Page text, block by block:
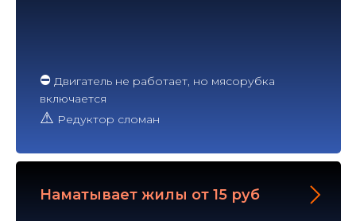
⛔ Двигатель не работает, но мясорубка
включается
⚠ Редуктор сломан
Наматывает жилы от 15 руб